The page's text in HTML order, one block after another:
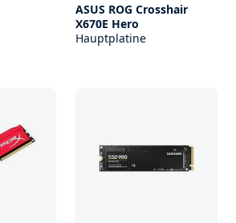
ASUS ROG Crosshair
X670E Hero
Hauptplatine